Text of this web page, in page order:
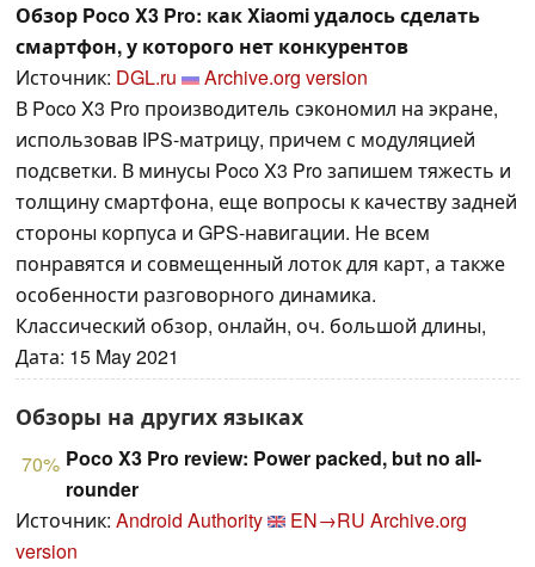
Обзор Poco X3 Pro: как Xiaomi удалось сделать
смартфон, у которого нет конкурентов
Источник: DGL.ru
Archive.org version
В Poco X3 Pro производитель сэкономил на экране,
использовав IPS-матрицу, причем с модуляцией
подсветки. В минусы Poco X3 Pro запишем тяжесть и
толщину смартфона, еще вопросы к качеству задней
стороны корпуса и GPS-навигации. Не всем
понравятся и совмещенный лоток для карт, а также
особенности разговорного динамика.
Классический обзор, онлайн, оч. большой длины,
Дата: 15 May 2021
Обзоры на других языках
70% Poco X3 Pro review: Power packed, but no all-
rounder
Источник: Android Authority EN→RU Archive.org
version